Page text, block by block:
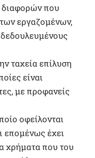
διαφορών που
εργαζομένων,
ταχεία επίλυση
είναι
με προφανείς
οφείλονται
επομένως έχει
χρήματα που του